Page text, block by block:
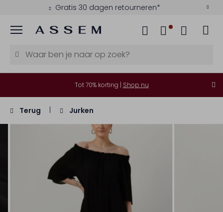
Gratis 30 dagen retourneren*
Menu
Tot 70% korting | Shop nu
Terug Jurken